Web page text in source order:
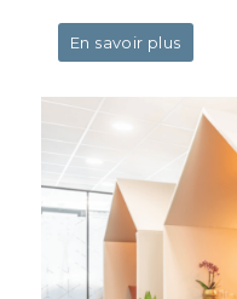
En savoir plus